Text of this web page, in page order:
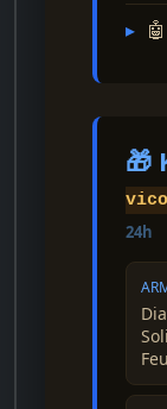
▸ 🤖
🎁
24h